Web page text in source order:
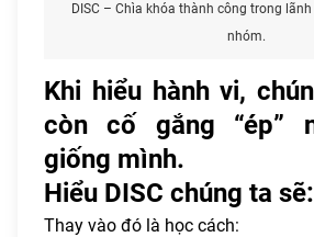
DISC – Chìa khóa thành công trong
nhóm.
Khi hiểu hành vi,
còn cố gắng “ép”
giống mình.
Hiểu DISC chúng ta sẽ:
Thay vào đó là học cách: